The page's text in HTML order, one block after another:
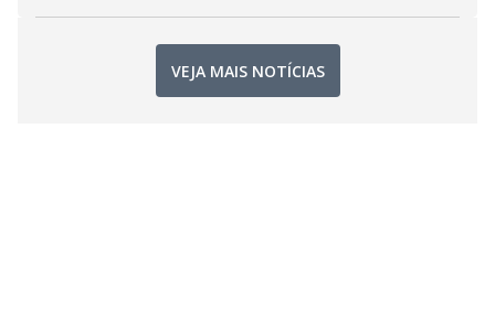
VEJA MAIS NOTÍCIAS